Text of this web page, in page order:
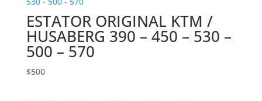
ESTATOR ORIGINAL KTM /
HUSABERG 390 – 450 – 530 –
500 – 570
$500